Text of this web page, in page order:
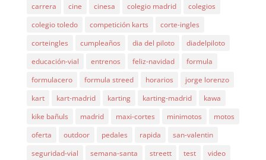
carrera
cine cinesa colegio madrid
colegios
colegio toledo
competición karts
corte-ingles
corteingles
cumpleaños dia del piloto
diadelpiloto
educación-vial
entrenos feliz-navidad
formula
formulacero
formula streed horarios
jorge lorenzo
kart
kart-madrid karting karting-madrid
kawa
kike bañuls
madrid maxi-cortes minimotos
motos
oferta
outdoor pedales rapida
san-valentin
seguridad-vial
semana-santa streett test video